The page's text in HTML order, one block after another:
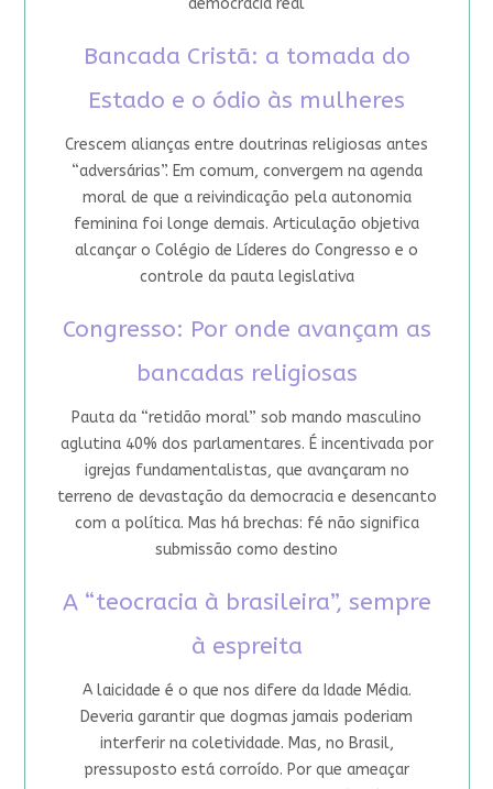
democracia real
Bancada Cristã: a tomada do
Estado e o ódio às mulheres
Crescem alianças entre doutrinas religiosas antes
“adversárias”. Em comum, convergem na agenda
moral de que a reivindicação pela autonomia
feminina foi longe demais. Articulação objetiva
alcançar o Colégio de Líderes do Congresso e o
controle da pauta legislativa
Congresso: Por onde avançam as
bancadas religiosas
Pauta da “retidão moral” sob mando masculino
aglutina 40% dos parlamentares. É incentivada por
igrejas fundamentalistas, que avançaram no
terreno de devastação da democracia e desencanto
com a política. Mas há brechas: fé não significa
submissão como destino
A “teocracia à brasileira”, sempre
à espreita
A laicidade é o que nos difere da Idade Média.
Deveria garantir que dogmas jamais poderiam
interferir na coletividade. Mas, no Brasil,
pressuposto está corroído. Por que ameaçar